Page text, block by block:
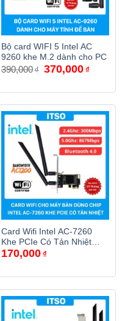
Bộ card WIFI 5 Intel AC
9260 khe M.2 dành cho PC
390,000 ₫ Giá
gốc
390,000₫.
370,000 ₫Giá
hiện
là:
Card Wifi Intel AC-7260
Khe PCIe Có Tản Nhiệt
Dùng Cho Máy Bàn
170,000 ₫